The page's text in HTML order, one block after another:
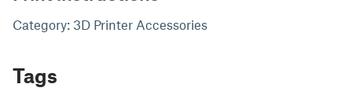
Category: 3D Printer Accessories
Tags